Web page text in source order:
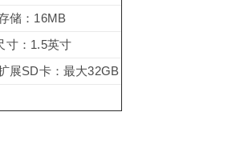
储：16MB
寸：1.5英寸
展SD卡：最大32GB